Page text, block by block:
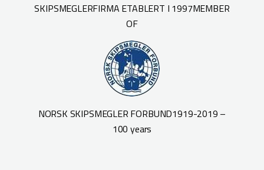
SKIPSMEGLERFIRMA ETABLERT I 1997MEMBER
OF
NORSK SKIPSMEGLER FORBUND1919-2019 –
100 years